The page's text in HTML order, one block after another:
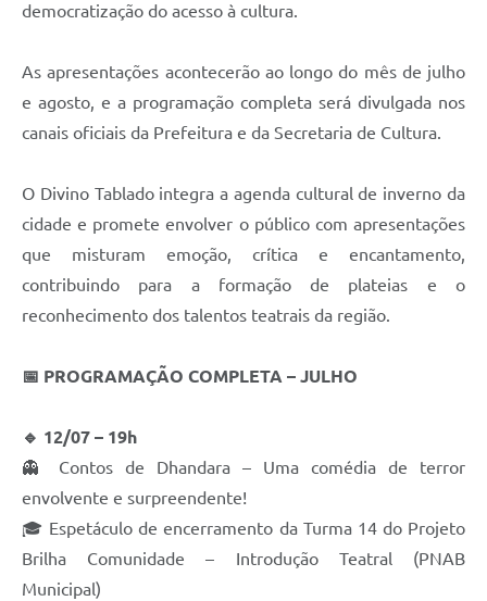
democratização do acesso à cultura.
As apresentações acontecerão ao longo do mês de julho
e agosto, e a programação completa será divulgada nos
canais oficiais da Prefeitura e da Secretaria de Cultura.
O Divino Tablado integra a agenda cultural de inverno da
cidade e promete envolver o público com apresentações
que misturam emoção, crítica e encantamento,
contribuindo para a formação de plateias e o
reconhecimento dos talentos teatrais da região.
📅 PROGRAMAÇÃO COMPLETA – JULHO
🔹 12/07 – 19h
👻 Contos de Dhandara – Uma comédia de terror
envolvente e surpreendente!
🎓 Espetáculo de encerramento da Turma 14 do Projeto
Brilha Comunidade – Introdução Teatral (PNAB
Municipal)